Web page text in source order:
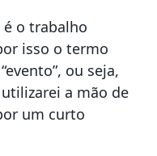
o trabalho
isso o termo
ou seja,
a mão de
um curto